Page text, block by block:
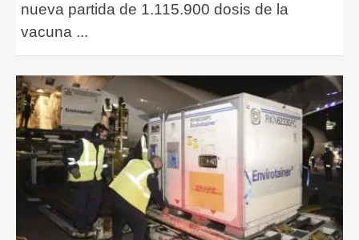
nueva partida de 1.115.900 dosis de la
vacuna ...